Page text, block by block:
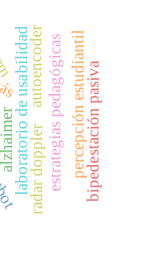
laboratorio de usabilidadautoencoderestrategias pedagógicaspercepción estudiantil
alzhaimer bipedestación pasiva
radar doppler